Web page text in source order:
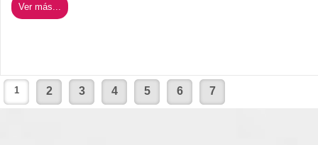
Ver más...
1 2 3 4 5 6 7